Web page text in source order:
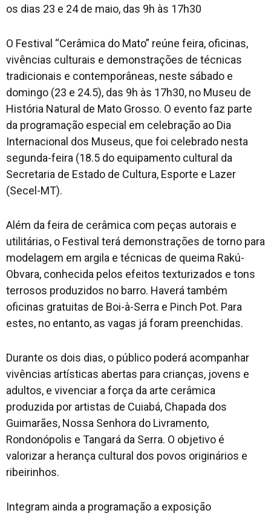
os dias 23 e 24 de maio, das 9h às 17h30
O Festival “Cerâmica do Mato” reúne feira, oficinas,
vivências culturais e demonstrações de técnicas
tradicionais e contemporâneas, neste sábado e
domingo (23 e 24.5), das 9h às 17h30, no Museu de
História Natural de Mato Grosso. O evento faz parte
da programação especial em celebração ao Dia
Internacional dos Museus, que foi celebrado nesta
segunda-feira (18.5 do equipamento cultural da
Secretaria de Estado de Cultura, Esporte e Lazer
(Secel-MT).
Além da feira de cerâmica com peças autorais e
utilitárias, o Festival terá demonstrações de torno para
modelagem em argila e técnicas de queima Rakú-
Obvara, conhecida pelos efeitos texturizados e tons
terrosos produzidos no barro. Haverá também
oficinas gratuitas de Boi-à-Serra e Pinch Pot. Para
estes, no entanto, as vagas já foram preenchidas.
Durante os dois dias, o público poderá acompanhar
vivências artísticas abertas para crianças, jovens e
adultos, e vivenciar a força da arte cerâmica
produzida por artistas de Cuiabá, Chapada dos
Guimarães, Nossa Senhora do Livramento,
Rondonópolis e Tangará da Serra. O objetivo é
valorizar a herança cultural dos povos originários e
ribeirinhos.
Integram ainda a programação a exposição